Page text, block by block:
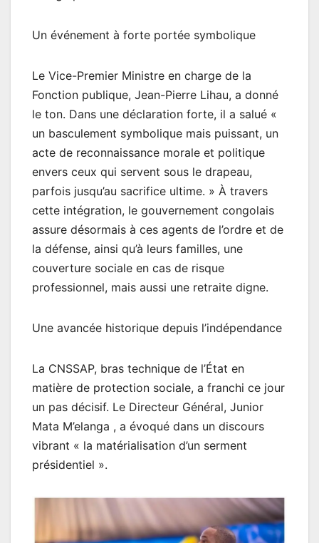
Un événement à forte portée symbolique
Le Vice-Premier Ministre en charge de la
Fonction publique, Jean-Pierre Lihau, a donné
le ton. Dans une déclaration forte, il a salué «
un basculement symbolique mais puissant, un
acte de reconnaissance morale et politique
envers ceux qui servent sous le drapeau,
parfois jusqu’au sacrifice ultime. » À travers
cette intégration, le gouvernement congolais
assure désormais à ces agents de l’ordre et de
la défense, ainsi qu’à leurs familles, une
couverture sociale en cas de risque
professionnel, mais aussi une retraite digne.
Une avancée historique depuis l’indépendance
La CNSSAP, bras technique de l’État en
matière de protection sociale, a franchi ce jour
un pas décisif. Le Directeur Général, Junior
Mata M’elanga , a évoqué dans un discours
vibrant « la matérialisation d’un serment
présidentiel ».